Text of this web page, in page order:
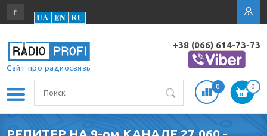
Сайт про радиосвязь
+38 (066) 614-73-73
0 0